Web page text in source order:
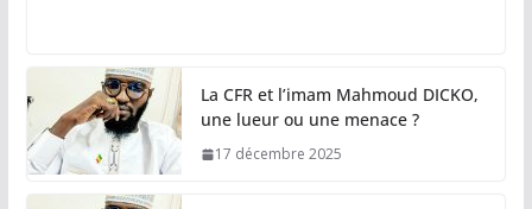
La CFR et l’imam Mahmoud DICKO,
une lueur ou une menace ?
17 décembre 2025